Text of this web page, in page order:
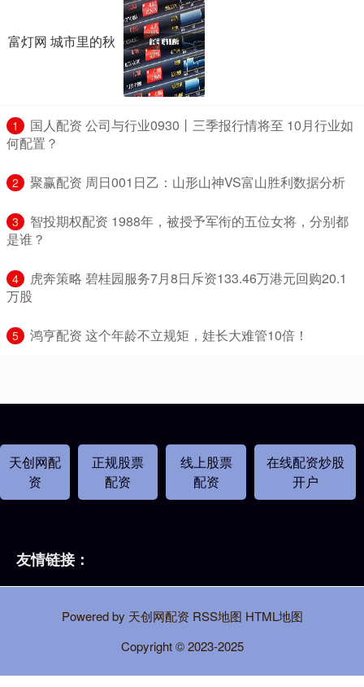
富灯网 城市里的秋
1
​国人配资 公司与行业0930丨三季报行情将至 10月行业如
何配置？
2 ​聚赢配资 周日001日乙：山形山神VS富山胜利数据分析
3
​智投期权配资 1988年，被授予军衔的五位女将，分别都
是谁？
4
​虎奔策略 碧桂园服务7月8日斥资133.46万港元回购20.1
万股
5 ​鸿亨配资 这个年龄不立规矩，娃长大难管10倍！
天创网配
资
正规股票
配资
线上股票
配资
在线配资炒股
开户
友情链接：
Powered by 天创网配资 RSS地图 HTML地图
Copyright© 2023-2025